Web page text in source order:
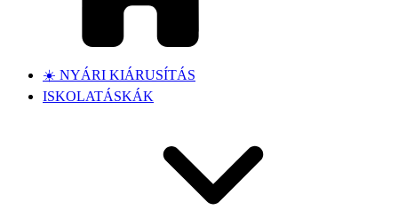
☀️ NYÁRI KIÁRUSÍTÁS
ISKOLATÁSKÁK